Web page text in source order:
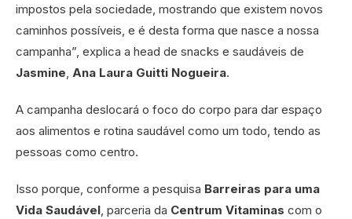
impostos pela sociedade, mostrando que existem novos
caminhos possíveis, e é desta forma que nasce a nossa
campanha”, explica a head de snacks e saudáveis de
Jasmine Ana Laura Guitti Nogueira.
A campanha deslocará o foco do corpo para dar espaço
aos alimentos e rotina saudável como um todo, tendo as
pessoas como centro.
Isso porque, conforme a pesquisa Barreiras para uma
Vida Saudável , parceria da Centrum Vitaminas com o